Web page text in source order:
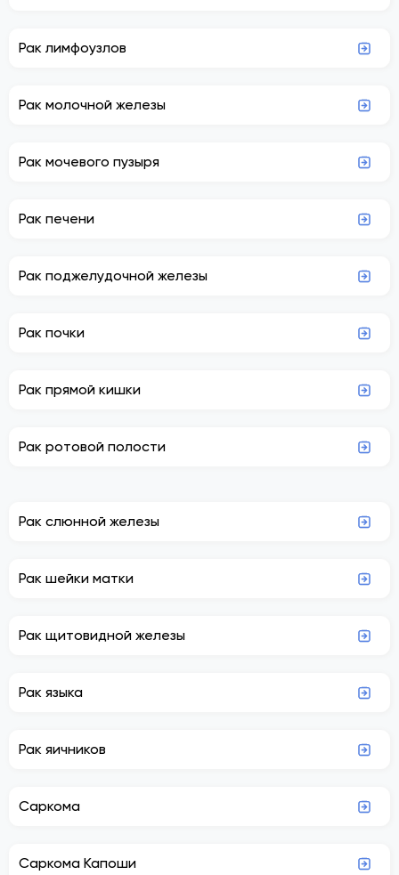
Рак лимфоузлов
Рак молочной железы
Рак мочевого пузыря
Рак печени
Рак поджелудочной железы
Рак почки
Рак прямой кишки
Рак ротовой полости
Рак слюнной железы
Рак шейки матки
Рак щитовидной железы
Рак языка
Рак яичников
Саркома
Саркома Капоши